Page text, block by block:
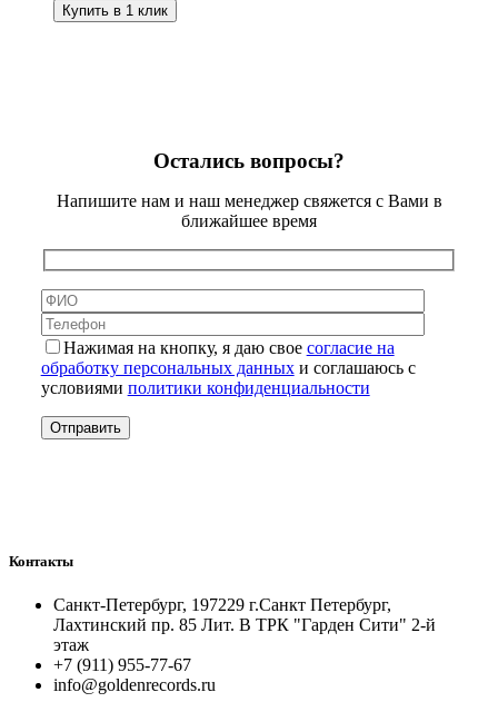
Купить в 1 клик
Остались вопросы?
Напишите нам и наш менеджер свяжется с Вами в
ближайшее время
Нажимая на кнопку, я даю свое согласие на
обработку персональных данныхи соглашаюсь с
условиями политики конфиденциальности
Контакты
Санкт-Петербург, 197229 г.Санкт Петербург,
Лахтинский пр. 85 Лит. B ТРК "Гарден Сити" 2-й
этаж
+7 (911) 955-77-67
info@goldenrecords.ru